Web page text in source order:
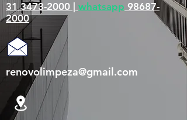
31 3473-2000 | whatsapp 98687-
2000
renovolimpeza@gmail.com